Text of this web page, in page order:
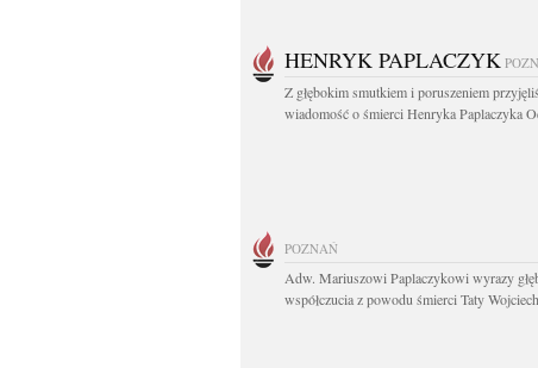
HENRYK PAPLACZYK
Z głębokim smutkiem i poruszeniem
wiadomość o śmierci Henryka Paplaczyka
POZNAŃ
Adw. Mariuszowi Paplaczykowi wyrazy
współczucia z powodu śmierci Taty